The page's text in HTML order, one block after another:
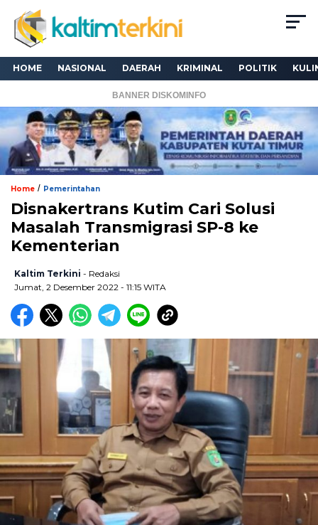
HOME NASIONAL DAERAH KRIMINAL POLITIK
BANNER DISKOMINFO
Home / Pemerintahan
Disnakertrans Kutim Cari Solusi
Masalah Transmigrasi SP-8 ke
Kementerian
Kaltim Terkini - Redaksi
Jumat, 2 Desember 2022 - 11:15 WITA